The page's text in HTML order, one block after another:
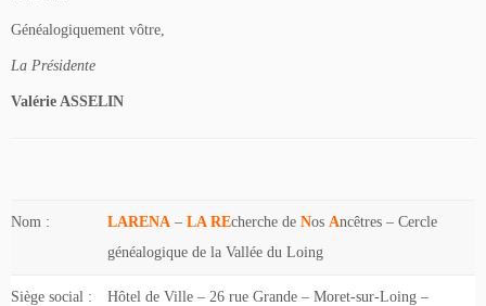
Généalogiquement vôtre,
La Présidente
Valérie ASSELIN
Nom : LARENA – LA REcherche de Nos Ancêtres – Cercle
généalogique de la Vallée du Loing
Siège social :
Hôtel de Ville – 26 rue Grande – Moret-sur-Loing –